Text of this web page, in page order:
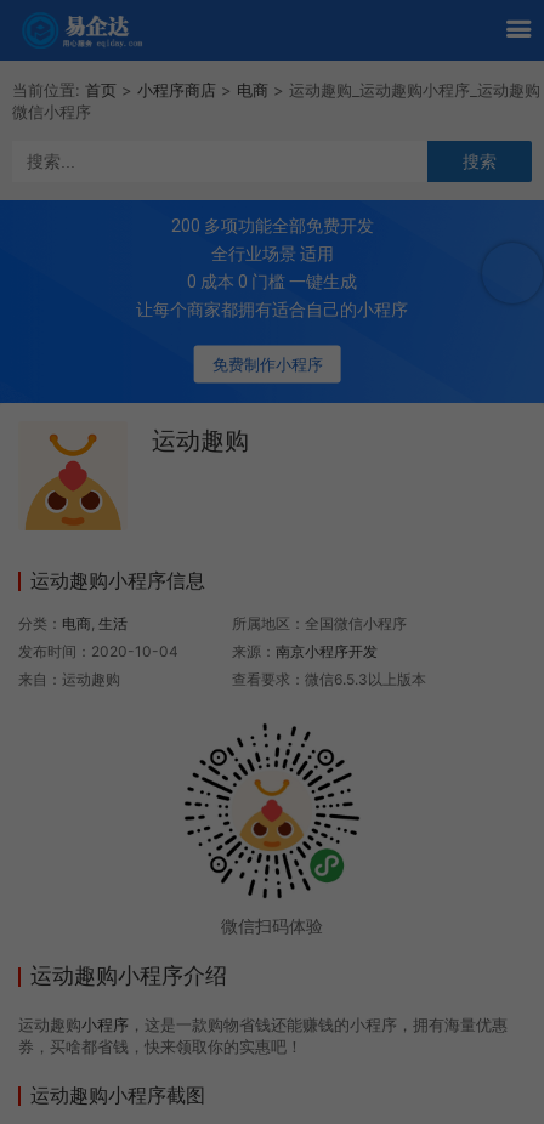
当前位置: 首页 > 小程序商店 > 电商 > 运动趣购_运动趣购小程序_运动趣购
微信小程序
免费制作小程序
200 多项功能全部免费开发
全行业场景 适用
0 成本 0 门槛 一键生成
让每个商家都拥有适合自己的小程序
运动趣购
运动趣购小程序信息
分类： 电商, 生活
发布时间：2020-10-04
来自：运动趣购
所属地区：全国微信小程序
来源： 南京小程序开发
查看要求：微信6.5.3以上版本
微信扫码体验
运动趣购小程序介绍
运动趣购小程序 ，这是一款购物省钱还能赚钱的小程序，拥有海量优惠
券，买啥都省钱，快来领取你的实惠吧！
运动趣购小程序截图